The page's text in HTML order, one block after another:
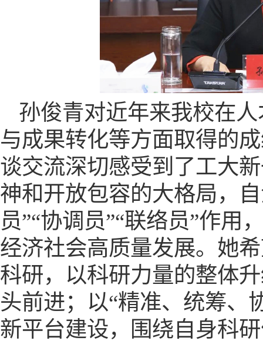
孙俊青对近年来我校在
与成果转化等方面取得的
谈交流深切感受到了工大
神和开放包容的大格局，
员”“协调员”“联络员”作用
经济社会高质量发展。她
科研，以科研力量的整体
头前进；以“精准、统筹、
新平台建设，围绕自身科